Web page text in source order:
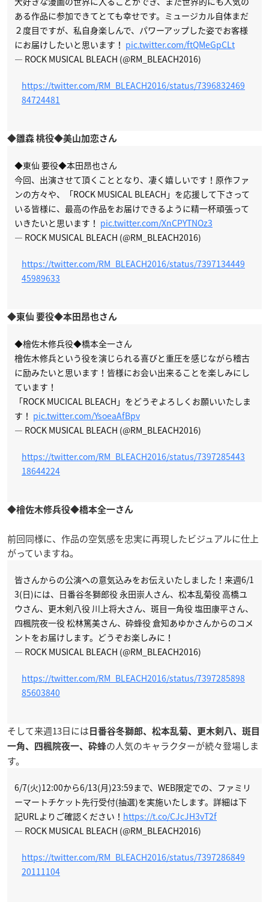
ある作品に参加できてとても幸せです。ミュージカル自体まだ
２度目ですが、私自身楽しんで、パワーアップした姿でお客様
にお届けしたいと思います！ pic.twitter.com/ftQMeGpCLt
— ROCK MUSICAL BLEACH (@RM_BLEACH2016)
https://twitter.com/RM_BLEACH2016/status/7396832469
84724481
◆雛森 桃役◆美山加恋さん
◆東仙 要役◆本田昂也さん
今回、出演させて頂くこととなり、凄く嬉しいです！原作ファ
ンの方々や、「ROCK MUSICAL BLEACH」を応援して下さって
いる皆様に、最高の作品をお届けできるように精一杯頑張って
いきたいと思います！ pic.twitter.com/XnCPYTNOz3
— ROCK MUSICAL BLEACH (@RM_BLEACH2016)
https://twitter.com/RM_BLEACH2016/status/7397134449
45989633
◆東仙 要役◆本田昂也さん
◆檜佐木修兵役◆橋本全一さん
檜佐木修兵という役を演じられる喜びと重圧を感じながら稽古
に励みたいと思います！皆様にお会い出来ることを楽しみにし
ています！
「ROCK MUCICAL BLEACH」をどうぞよろしくお願いいたしま
す！ pic.twitter.com/YsoeaAfBpv
— ROCK MUSICAL BLEACH (@RM_BLEACH2016)
https://twitter.com/RM_BLEACH2016/status/7397285443
18644224
◆檜佐木修兵役◆橋本全一さん
前回同様に、作品の空気感を忠実に再現したビジュアルに仕上
がっていますね。
皆さんからの公演への意気込みをお伝えいたしました！来週6/1
3(日)には、日番谷冬獅郎役 永田崇人さん、松本乱菊役 高橋ユ
ウさん、更木剣八役 川上将大さん、斑目一角役 塩田康平さん、
四楓院夜一役 松林篤美さん、砕蜂役 倉知あゆかさんからのコメ
ントをお届けします。どうぞお楽しみに！
— ROCK MUSICAL BLEACH (@RM_BLEACH2016)
https://twitter.com/RM_BLEACH2016/status/7397285898
85603840
そして来週13日には 日番谷冬獅郎、松本乱菊、更木剣八、斑目
一角、四楓院夜一、砕蜂の人気のキャラクターが続々登場しま
す。
6/7(火)12:00から6/13(月)23:59まで、WEB限定での、ファミリ
ーマートチケット先行受付(抽選)を実施いたします。詳細は下
記URLよりご確認ください！ https://t.co/CJcJH3vT2f
— ROCK MUSICAL BLEACH (@RM_BLEACH2016)
https://twitter.com/RM_BLEACH2016/status/7397286849
20111104